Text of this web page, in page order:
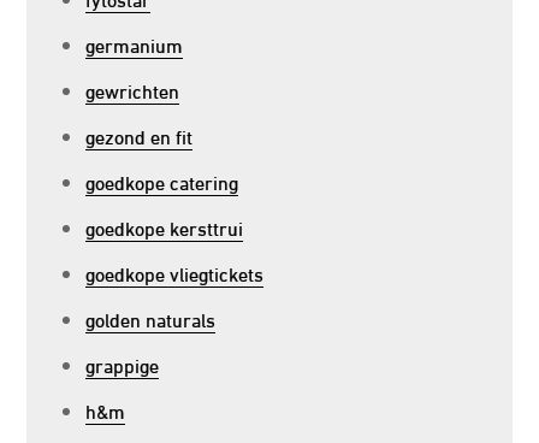
germanium
gewrichten
gezond en fit
goedkope catering
goedkope kersttrui
goedkope vliegtickets
golden naturals
grappige
h&m